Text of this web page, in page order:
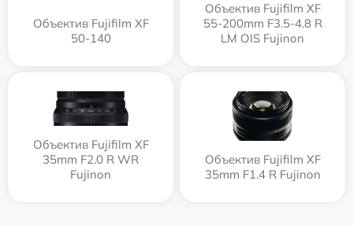
Объектив Fujifilm XF
50-140
Объектив Fujifilm XF
55-200mm F3.5-4.8 R
LM OIS Fujinon
Объектив Fujifilm XF
35mm F2.0 R WR
Fujinon
Объектив Fujifilm XF
35mm F1.4 R Fujinon